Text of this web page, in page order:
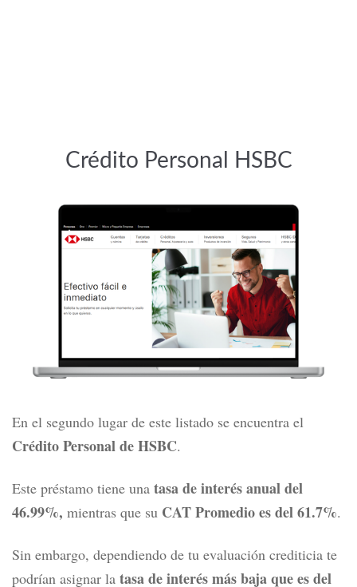
Crédito Personal HSBC
En el segundo lugar de este listado se encuentra el
Crédito Personal de HSBC.
Este préstamo tiene una tasa de interés anual del
46.99%, mientras que su CAT Promedio es del 61.7%.
Sin embargo, dependiendo de tu evaluación crediticia te
podrían asignar la tasa de interés más baja que es del